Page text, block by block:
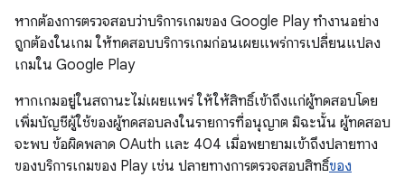
หากต้องการตรวจสอบว่าบริการเกมของ Google Play ทำงานอย่าง
ถูกต้องในเกม ให้ทดสอบบริการเกมก่อนเผยแพร่การเปลี่ยนแปลง
เกมใน Google Play
หากเกมอยู่ในสถานะไม่เผยแพร่ ให้ให้สิทธิ์เข้าถึงแก่ผู้ทดสอบโดย
เพิ่มบัญชีผู้ใช้ของผู้ทดสอบลงในรายการที่อนุญาต มิฉะนั้น ผู้ทดสอบ
จะพบ ข้อผิดพลาด OAuth และ 404 เมื่อพยายามเข้าถึงปลายทาง
ของบริการเกมของ Play เช่น ปลายทางการตรวจสอบสิทธิ์ของ